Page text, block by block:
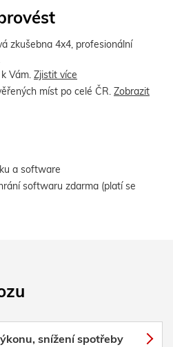
zkušebna 4x4, profesionální
Vám. Zjistit více
míst po celé ČR. Zobrazit
a software
softwaru zdarma (platí se
snížení spotřeby